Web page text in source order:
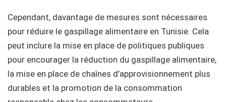
Cependant, davantage de mesures sont nécessaires
pour réduire le gaspillage alimentaire en Tunisie. Cela
peut inclure la mise en place de politiques publiques
pour encourager la réduction du gaspillage alimentaire,
la mise en place de chaînes d’approvisionnement plus
durables et la promotion de la consommation